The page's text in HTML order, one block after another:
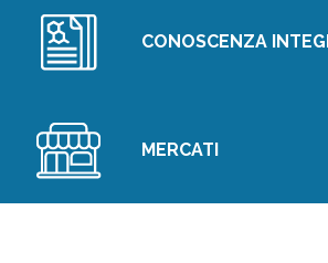
CONOSCENZA
MERCATI